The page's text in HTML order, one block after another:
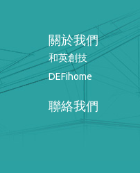
關於我們
和英創技
DEFihome
聯絡我們